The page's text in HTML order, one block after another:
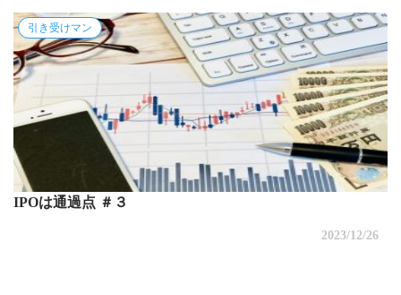
引き受けマン
IPOは通過点 ＃３
2023/12/26